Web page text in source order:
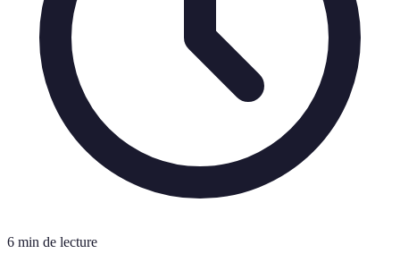
6 min de lecture